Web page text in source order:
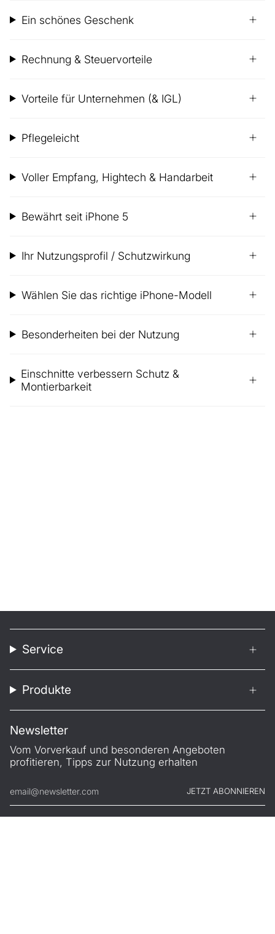
Ein schönes Geschenk
Rechnung & Steuervorteile
Vorteile für Unternehmen (& IGL)
Pflegeleicht
Voller Empfang, Hightech & Handarbeit
Bewährt seit iPhone 5
Ihr Nutzungsprofil / Schutzwirkung
Wählen Sie das richtige iPhone-Modell
Besonderheiten bei der Nutzung
Einschnitte verbessern Schutz &
Montierbarkeit
Service
Produkte
Newsletter
Vom Vorverkauf und besonderen Angeboten
profitieren, Tipps zur Nutzung erhalten
JETZT ABONNIEREN